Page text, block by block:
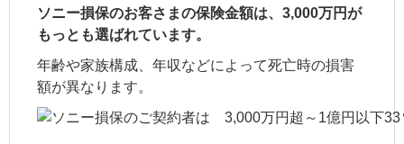
ソニー損保のお客さまの保険金額は、3,000万円が
もっとも選ばれています。
年齢や家族構成、年収などによって死亡時の損害
額が異なります。